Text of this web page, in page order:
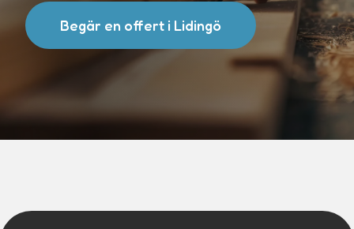
Begär en offert i Lidingö